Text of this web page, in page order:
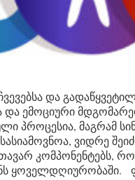
და
და ემოციური
პროცესია, მაგრამ
ვიდრე
კომპონენტებს,
ყოველდღიურობაში.